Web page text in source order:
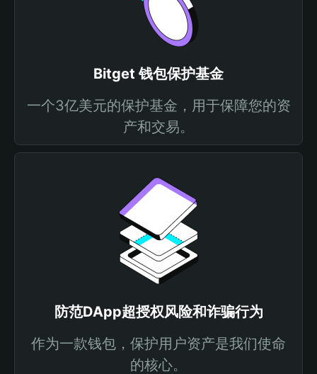
Bitget 钱包保护基金
一个3亿美元的保护基金，用于保障您的资
产和交易。
防范DApp超授权风险和诈骗行为
作为一款钱包，保护用户资产是我们使命
的核心。